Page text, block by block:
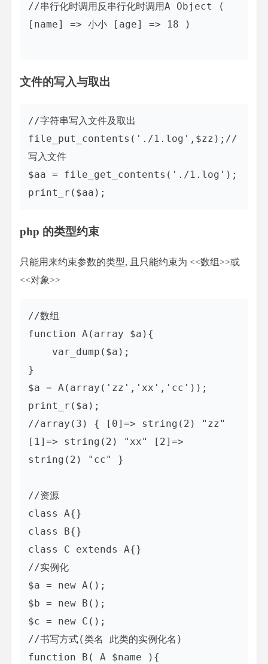
//串行化时调用反串行化时调用A Object (
[name] => 小小 [age] => 18 )
文件的写入与取出
//字符串写入文件及取出
file_put_contents('./1.log',$zz);//
写入文件
$aa = file_get_contents('./1.log');
php 的类型约束
只能用来约束参数的类型, 且只能约束为 <<数组>>或
<<对象>>
//数组
function A(array $a){
}
$a = A(array('zz','xx','cc'));
print_r($a);
//array(3) { [0]=> string(2) "zz"
[1]=> string(2) "xx" [2]=>
string(2) "cc" }
//资源
class A{}
class B{}
class C extends A{}
//实例化
$a = new A();
$b = new B();
$c = new C();
//书写方式(类名 此类的实例化名)
function B( A $name ){